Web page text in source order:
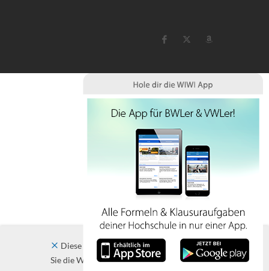
Diese Website verwendet Cookies. Indem
Sie die Website und ihre Angebote nutzen